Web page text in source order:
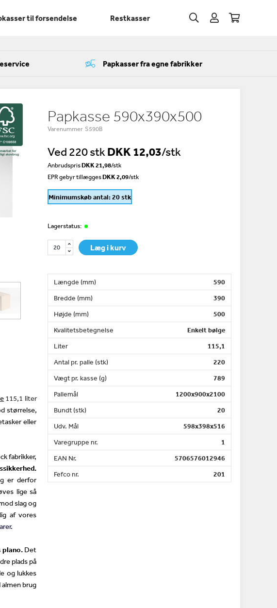
til forsendelse Restkasser
Papkasser fra egne fabrikker
115,1 liter
størrelse,
eller
fabrikker,
er derfor
lige så
slag og
af vores
plano.Det
plads på
og lukkes
brug
Papkasse 590x390x500
Varenummer S590B
Ved 220 stk DKK 12,03/stk
AnbrudsprisDKK 21,98/stk
EPR gebyr tillæggesDKK 2,09/stk
Minimumskøb antal: 20 stk
Lagerstatus:
Læg i kurv
Længde (mm)
590
Bredde (mm)
390
Højde (mm)
500
Kvalitetsbetegnelse
Enkelt bølge
Liter
115,1
Antal pr. palle (stk)
220
Vægt pr. kasse (g)
789
Pallemål
1200x900x2100
Bundt (stk)
20
Udv. Mål
598x398x516
Varegruppe nr.
1
EAN Nr.
5706576012946
Fefco nr.
201